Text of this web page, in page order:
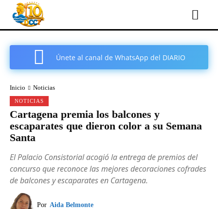
Únete al canal de WhatsApp del DIARIO
Inicio Noticias
NOTICIAS
Cartagena premia los balcones y
escaparates que dieron color a su Semana
Santa
El Palacio Consistorial acogió la entrega de premios del
concurso que reconoce las mejores decoraciones cofrades
de balcones y escaparates en Cartagena.
Por Aida Belmonte